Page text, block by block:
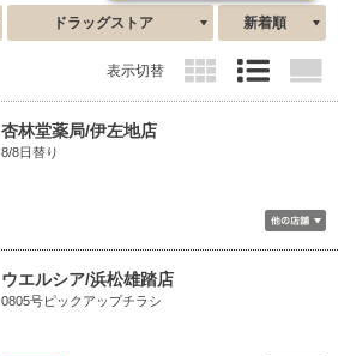
ドラッグストア 新着順
表示切替
杏林堂薬局/伊左地店
8/8日替り
ウエルシア/浜松雄踏店
0805号ピックアップチラシ